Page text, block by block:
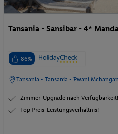
Tansania - Sansibar - 4*
86%
Tansania - Tansania - Pwani
Zimmer-Upgrade nach Verfügbarkeit!
Top Preis-Leistungsverhältnis!